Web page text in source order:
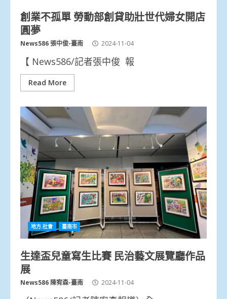
創業不孤單 勞動部創貸助壯世代婦女開店
圓夢
News586 張中俊-臺南 2024-11-04
【 News586/記者張中俊 報
Read More
地方.社會 臺南市
生達盃兒童寫生比賽 民治藝文展覽廳作品
展
News586 陳宥森-臺南 2024-11-04